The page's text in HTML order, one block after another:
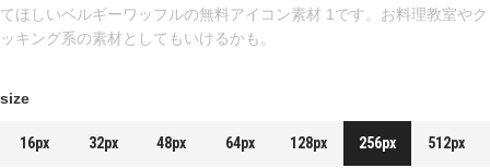
てほしいベルギーワッフルの無料アイコン素材 1です。お料理教室やク
ッキング系の素材としてもいけるかも。
size
16px 32px 48px 64px 128px 256px 512px